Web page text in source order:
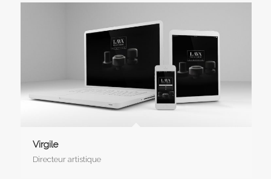
Virgile
Directeur artistique